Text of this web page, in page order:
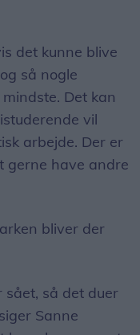
det kunne blive
så nogle
Det kan
vil
arbejde. Der er
gerne have andre
bliver der
sået, så det duer
Sanne